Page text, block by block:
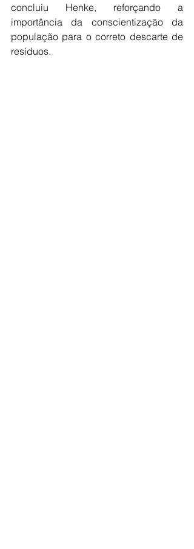
concluiu Henke, reforçando a
importância da conscientização da
população para o correto descarte de
resíduos.